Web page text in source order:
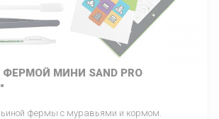
МИНИ SAND PRO
фермы с муравьями и кормом.